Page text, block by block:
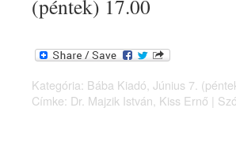
(péntek) 17.00
Kategória: Bába Kiadó Június 7.
Címke: Dr. Majzik István Kiss Ernő |